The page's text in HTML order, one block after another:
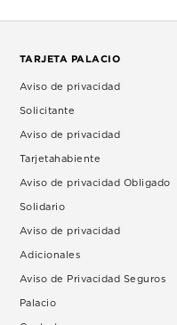
TARJETA PALACIO
Aviso de privacidad
Solicitante
Aviso de privacidad
Tarjetahabiente
Aviso de privacidad Obligado
Solidario
Aviso de privacidad
Adicionales
Aviso de Privacidad Seguros
Palacio